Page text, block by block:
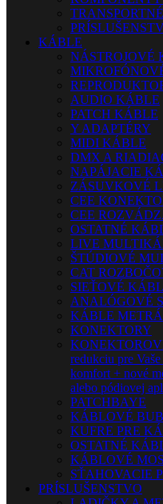
KÁBLE
NÁSTROJOVÉ
AUDIO KÁBLE
PATCH KÁBLE
Y ADAPTÉRY
MIDI KÁBLE
DMX A
NAPÁJACIE
ZÁSUVKOVÉ
CEE
CEE
OSTATNÉ
LIVE
ŠTÚDIOVÉ
CAT
SIEŤOVÉ
ANALÓGOVÉ
KÁBLE
KONEKTORY
redukciu pre
komfort + nové
alebo pódiovej
PATCHBAYE
KÁBLOVÉ
KUFRE PRE
OSTATNÉ
KÁBLOVÉ
SŤAHOVACIE
PRÍSLUŠENSTVO